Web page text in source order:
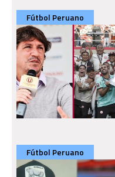
Fútbol Peruano
Fútbol Peruano